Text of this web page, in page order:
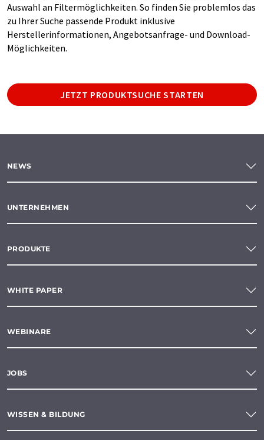
Auswahl an Filtermöglichkeiten. So finden Sie problemlos das
zu Ihrer Suche passende Produkt inklusive
Herstellerinformationen, Angebotsanfrage- und Download-
Möglichkeiten.
JETZT PRODUKTSUCHE STARTEN
NEWS
UNTERNEHMEN
PRODUKTE
WHITE PAPER
WEBINARE
JOBS
WISSEN & BILDUNG